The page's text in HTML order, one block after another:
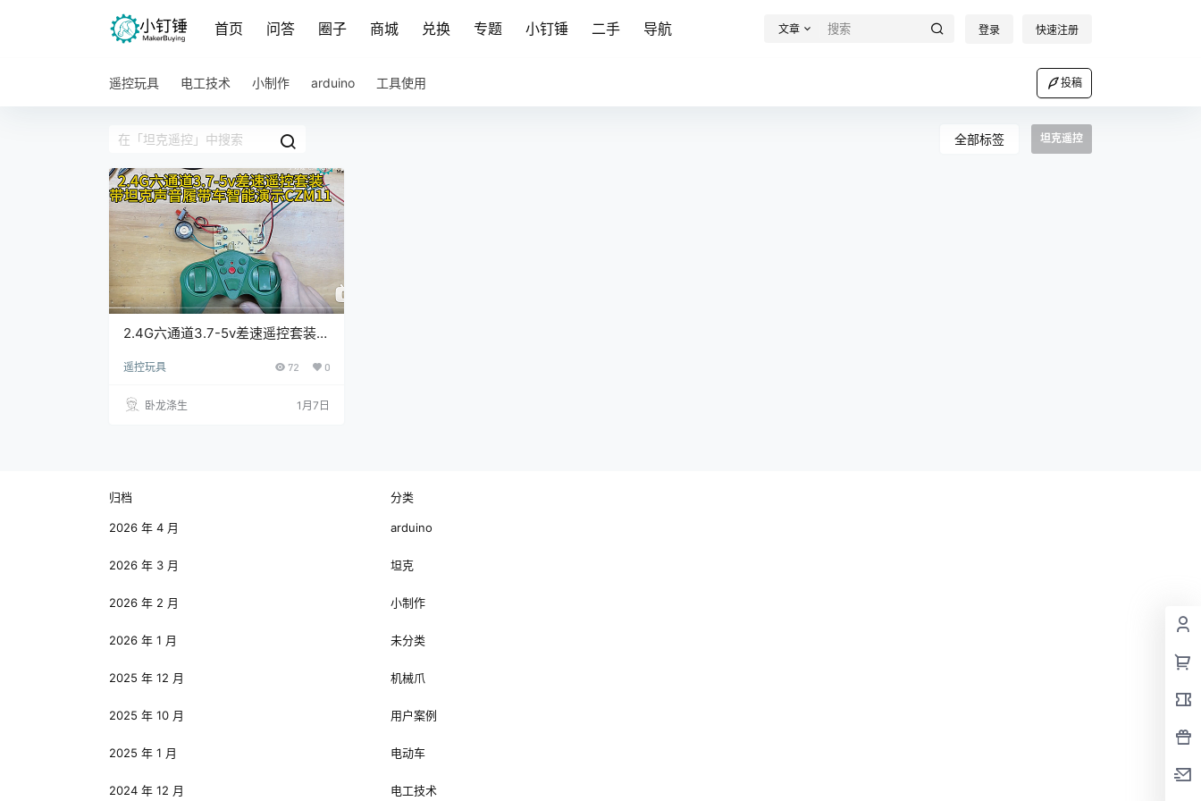
首页 问答 圈子 商城 兑换 专题 小钉锤 二手 导航 文章 登录 快速注册
遥控玩具 电工技术 小制作 arduino 工具使用 投稿
全部标签 坦克遥控
2.4G六通道3.7-5v差速遥控套装带
遥控玩具 72 0
卧龙涤生 1月7日
归档
2026 年 4 月
2026 年 3 月
2026 年 2 月
2026 年 1 月
2025 年 12 月
2025 年 10 月
2025 年 1 月
2024 年 12 月
分类
arduino
坦克
小制作
未分类
机械爪
用户案例
电动车
电工技术